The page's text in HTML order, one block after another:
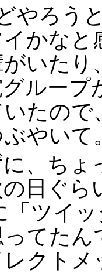
やろう
かな
いた
ループ
たの
やいて
、ち
日ぐ
「ツイ
てた
クト